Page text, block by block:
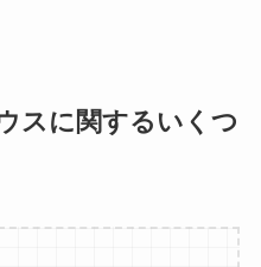
スに関するいくつ